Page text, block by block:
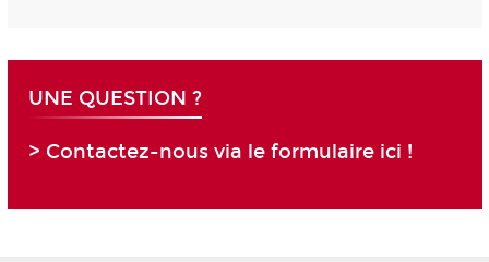
UNE QUESTION ?
> Contactez-nous via le formulaire ici !